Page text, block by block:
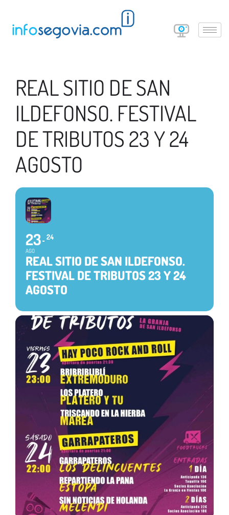
REAL SITIO DE SAN
ILDEFONSO. FESTIVAL
DE TRIBUTOS 23 Y 24
AGOSTO
23
AGO
24
REAL SITIO DE SAN ILDEFONSO.
FESTIVAL DE TRIBUTOS 23 Y 24
AGOSTO